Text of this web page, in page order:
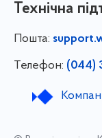
Технічна
Пошта:
Телефон: (044)